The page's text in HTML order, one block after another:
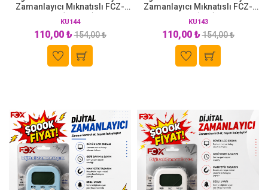
Zamanlayıcı Mıknatıslı FCZ-
KU144
110,00 ₺154,00 ₺
Zamanlayıcı Mıknatıslı FCZ-
KU143
110,00 ₺154,00 ₺